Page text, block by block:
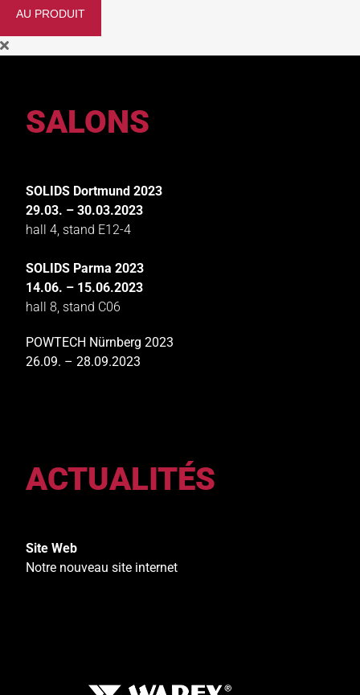
AU PRODUIT
SALONS
SOLIDS Dortmund 2023
29.03. – 30.03.2023
hall 4, stand E12-4
SOLIDS Parma 2023
14.06. – 15.06.2023
hall 8, stand C06
POWTECH Nürnberg 2023
26.09. – 28.09.2023
ACTUALITÉS
Site Web
Notre nouveau site internet